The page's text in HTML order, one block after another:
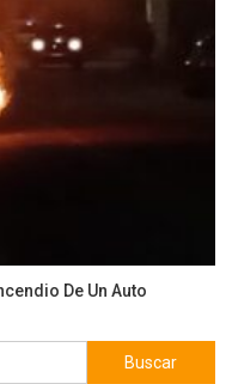
De Un Auto
Buscar: